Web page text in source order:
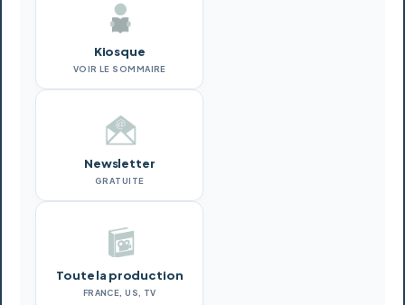
Kiosque
VOIR LE SOMMAIRE
Newsletter
GRATUITE
Toute la production
FRANCE, US, TV